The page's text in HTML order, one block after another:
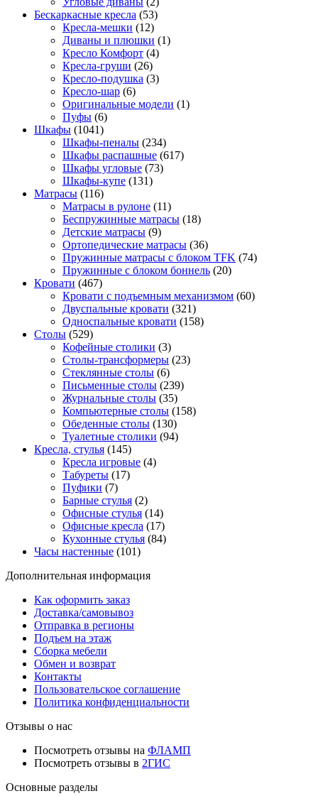
Бескаркасные кресла (53)
Кресла-мешки (12)
Диваны и плюшки (1)
Кресло Комфорт (4)
Кресла-груши (26)
Кресло-подушка (3)
Кресло-шар (6)
Оригинальные модели (1)
Пуфы (6)
Шкафы (1041)
Шкафы-пеналы (234)
Шкафы распашные (617)
Шкафы угловые (73)
Шкафы-купе (131)
Матрасы (116)
Матрасы в рулоне (11)
Беспружинные матрасы (18)
Детские матрасы (9)
Ортопедические матрасы (36)
Пружинные матрасы с блоком TFK (74)
Пружинные с блоком боннель (20)
Кровати (467)
Кровати с подъемным механизмом (60)
Двуспальные кровати (321)
Односпальные кровати (158)
Столы (529)
Кофейные столики (3)
Столы-трансформеры (23)
Стеклянные столы (6)
Письменные столы (239)
Журнальные столы (35)
Компьютерные столы (158)
Обеденные столы (130)
Туалетные столики (94)
Кресла, стулья (145)
Кресла игровые (4)
Табуреты (17)
Пуфики (7)
Барные стулья (2)
Офисные стулья (14)
Офисные кресла (17)
Кухонные стулья (84)
Часы настенные (101)
Дополнительная информация
Как оформить заказ
Доставка/самовывоз
Отправка в регионы
Подъем на этаж
Сборка мебели
Обмен и возврат
Контакты
Пользовательское соглашение
Политика конфиденциальности
Отзывы о нас
Посмотреть отзывы на ФЛАМП
Посмотреть отзывы в 2ГИС
Основные разделы